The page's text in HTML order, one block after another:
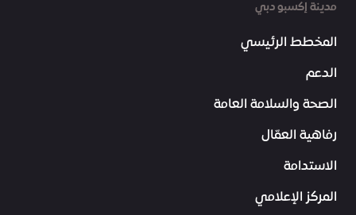
مدينة إكسبو دبي
المخطط الرئيسي
الدعم
الصحة والسلامة العامة
رفاهية العمّال
الاستدامة
المركز الإعلامي